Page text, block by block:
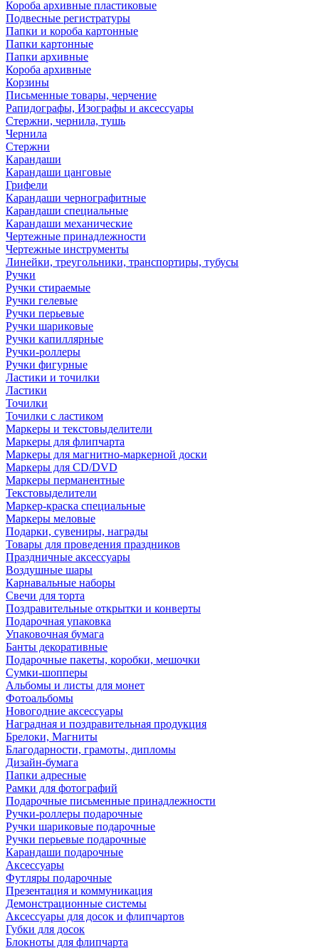
Короба архивные пластиковые
Подвесные регистратуры
Папки и короба картонные
Папки картонные
Папки архивные
Короба архивные
Корзины
Письменные товары, черчение
Рапидографы, Изографы и аксессуары
Стержни, чернила, тушь
Чернила
Стержни
Карандаши
Карандаши цанговые
Грифели
Карандаши чернографитные
Карандаши специальные
Карандаши механические
Чертежные принадлежности
Чертежные инструменты
Линейки, треугольники, транспортиры, тубусы
Ручки
Ручки стираемые
Ручки гелевые
Ручки перьевые
Ручки шариковые
Ручки капиллярные
Ручки-роллеры
Ручки фигурные
Ластики и точилки
Ластики
Точилки
Точилки с ластиком
Маркеры и текстовыделители
Маркеры для флипчарта
Маркеры для магнитно-маркерной доски
Маркеры для CD/DVD
Маркеры перманентные
Текстовыделители
Маркер-краска специальные
Маркеры меловые
Подарки, сувениры, награды
Товары для проведения праздников
Праздничные аксессуары
Воздушные шары
Карнавальные наборы
Свечи для торта
Поздравительные открытки и конверты
Подарочная упаковка
Упаковочная бумага
Банты декоративные
Подарочные пакеты, коробки, мешочки
Сумки-шопперы
Альбомы и листы для монет
Фотоальбомы
Новогодние аксессуары
Наградная и поздравительная продукция
Брелоки, Магниты
Благодарности, грамоты, дипломы
Дизайн-бумага
Папки адресные
Рамки для фотографий
Подарочные письменные принадлежности
Ручки-роллеры подарочные
Ручки шариковые подарочные
Ручки перьевые подарочные
Карандаши подарочные
Аксессуары
Футляры подарочные
Презентация и коммуникация
Демонстрационные системы
Аксессуары для досок и флипчартов
Губки для досок
Блокноты для флипчарта